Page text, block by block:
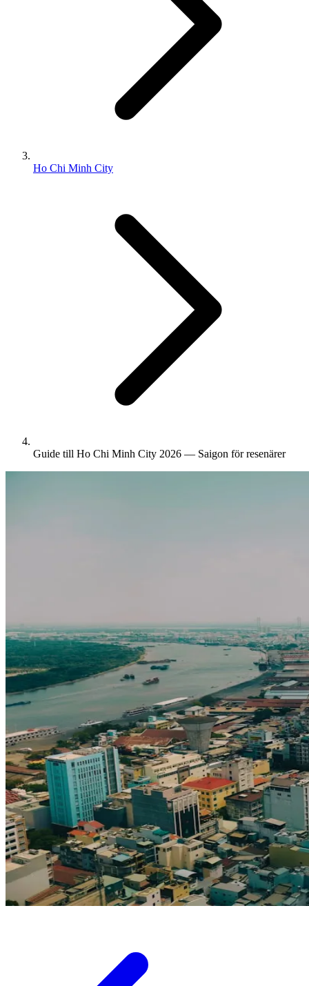
Ho Chi Minh City
Guide till Ho Chi Minh City 2026 — Saigon för resenärer